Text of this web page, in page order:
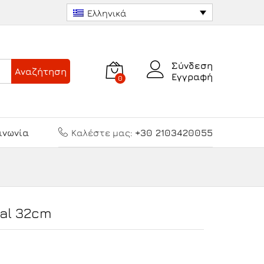
Ελληνικά
Αναζήτηση
0
Σύνδεση
Εγγραφή
Καλέστε μας: +30 2103420055
32cm
Προσθήκη στο καλάθι